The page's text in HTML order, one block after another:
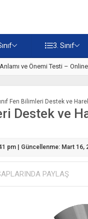
3. Sınıf
Anlamı ve Önemi Testi –
Fen Bilimleri Destek ve
Destek ve
pm | Güncellenme: Mart 16,
PAYLAŞ